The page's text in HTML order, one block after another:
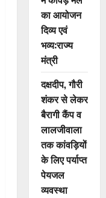
का आयोजन
दिव्य एवं
भव्य:राज्य
मंत्री
दक्षदीप, गौरी
शंकर से लेकर
बैरागी कैंप व
लालजीवाला
तक कांवड़ियों
के लिए पर्याप्त
पेयजल
व्यवस्था